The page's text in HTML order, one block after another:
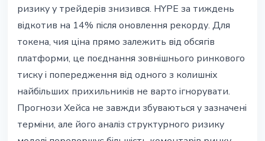
ризику у трейдерів знизився. HYPE за тиждень
відкотив на 14% після оновлення рекорду. Для
токена, чия ціна прямо залежить від обсягів
платформи, це поєднання зовнішнього ринкового
тиску і попередження від одного з колишніх
найбільших прихильників не варто ігнорувати.
Прогнози Хейса не завжди збуваються у зазначені
терміни, але його аналіз структурного ризику